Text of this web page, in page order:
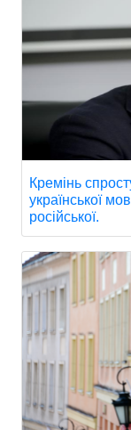
Кремінь
української
російської.